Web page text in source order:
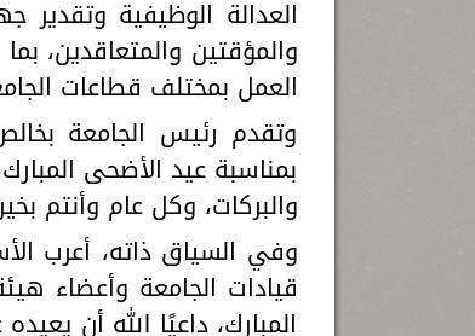
العدالة الوظيفية وتقدير
والمؤقتين والمتعاقدين،
العمل بمختلف قطاعات
وتقدم رئيس الجامعة
بمناسبة عيد الأضحى
والبركات، وكل عام وأنتم
وفي السياق ذاته، أعرب
قيادات الجامعة وأعضاء
المبارك، داعيًا الله أن